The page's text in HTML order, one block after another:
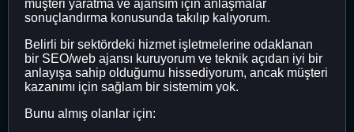
müşteri yaratma ve ajansım için anlaşmalar
sonuçlandırma konusunda takılıp kalıyorum.
Belirli bir sektördeki hizmet işletmelerine odaklanan
bir SEO/web ajansı kuruyorum ve teknik açıdan iyi bir
anlayışa sahip olduğumu hissediyorum, ancak müşteri
kazanımı için sağlam bir sistemim yok.
Bunu almış olanlar için: